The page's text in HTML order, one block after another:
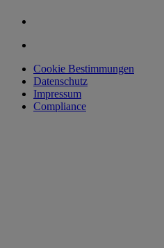
Cookie Bestimmungen
Datenschutz
Impressum
Compliance